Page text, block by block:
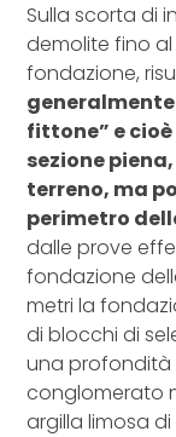
Sulla scorta di
demolite fino
fondazione,
fittone” e
sezione
terreno, ma
perimetro
dalle prove
fondazione
metri la
di blocchi di
una profondità
conglomerato
argilla limosa